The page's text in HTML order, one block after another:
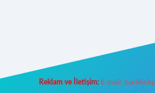
Reklam ve İletişim: E-mail: